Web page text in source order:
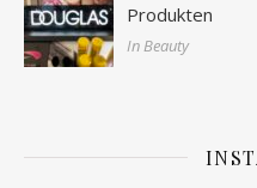
Produkten
In Beauty